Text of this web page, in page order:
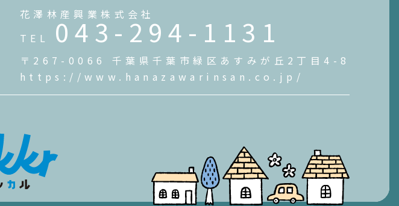
花澤林産興業株式会社
TEL 043-294-1131
〒267-0066 千葉県千葉市緑区あすみが丘2丁目4-8
https://www.hanazawarinsan.co.jp/